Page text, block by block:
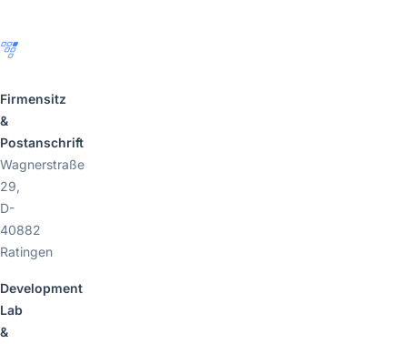
Firmensitz
&
Postanschrift
Wagnerstraße
29,
D-
40882
Ratingen
Development
Lab
&